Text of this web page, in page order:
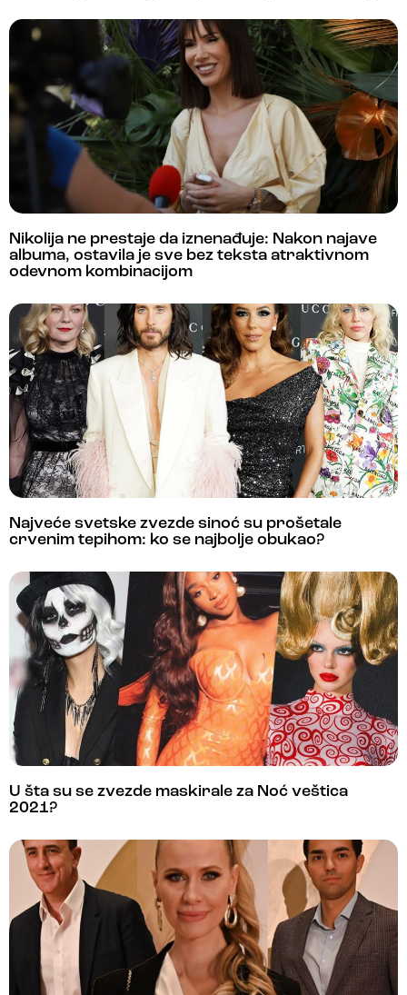
Nikolija ne prestaje da iznenađuje: Nakon najave
albuma, ostavila je sve bez teksta atraktivnom
odevnom kombinacijom
Najveće svetske zvezde sinoć su prošetale
crvenim tepihom: ko se najbolje obukao?
U šta su se zvezde maskirale za Noć veštica
2021?